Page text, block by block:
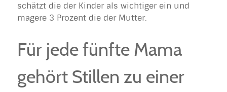
schätzt die der Kinder als wichtiger ein und
magere 3 Prozent die der Mutter.
Für jede fünfte Mama
gehört Stillen zu einer